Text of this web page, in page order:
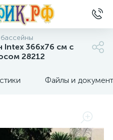
Intex 366x76 см с
28212
Файлы и